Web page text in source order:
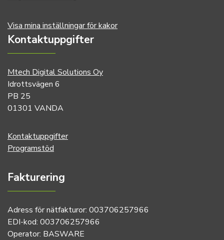
Visa mina inställningar för kakor
Kontaktuppgifter
Mtech Digital Solutions Oy
Idrottsvägen 6
PB 25
01301 VANDA
Kontaktuppgifter
Programstöd
Fakturering
Adress för nätfakturor: 003706257966
EDI-kod: 003706257966
Operator: BASWARE